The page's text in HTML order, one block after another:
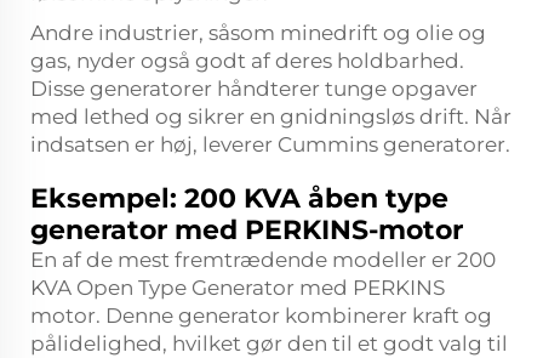
Andre industrier, såsom minedrift og olie og
gas, nyder også godt af deres holdbarhed.
Disse generatorer håndterer tunge opgaver
med lethed og sikrer en gnidningsløs drift. Når
indsatsen er høj, leverer Cummins generatorer.
Eksempel: 200 KVA åben type
generator med PERKINS-motor
En af de mest fremtrædende modeller er 200
KVA Open Type Generator med PERKINS
motor. Denne generator kombinerer kraft og
pålidelighed, hvilket gør den til et godt valg til